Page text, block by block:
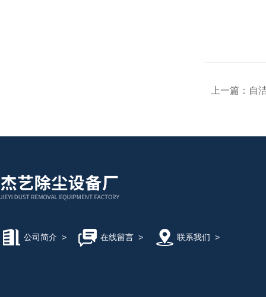
上一篇： 自
公司简介 > 在线留言> 联系我们 >